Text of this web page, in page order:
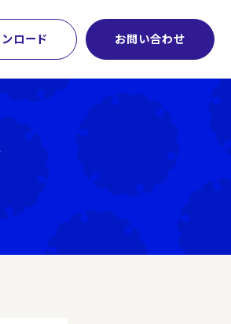
ロード お問い合わせ
務改革
ーンマネジメント
リソースマネジメント
ロセスアウトソーシング
幹システム
組み
トワーク